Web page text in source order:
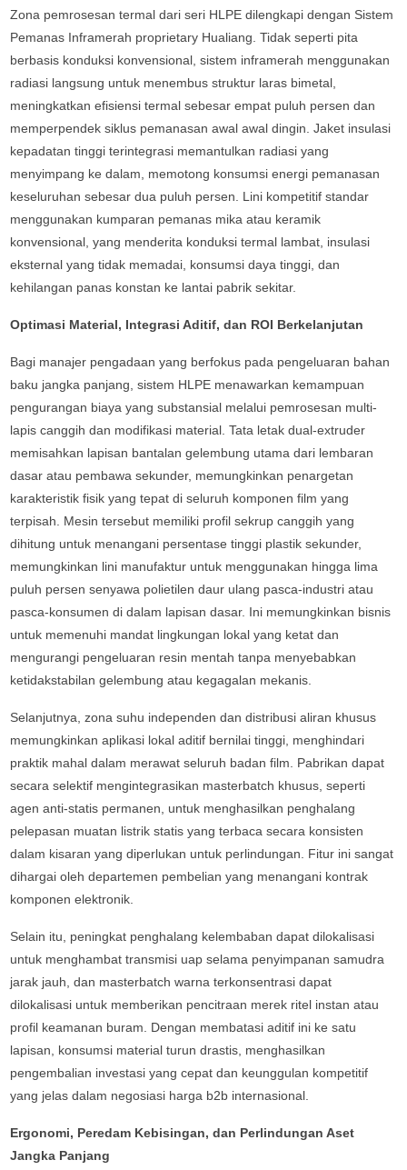
Zona pemrosesan termal dari seri HLPE dilengkapi dengan Sistem
Pemanas Inframerah proprietary Hualiang. Tidak seperti pita
berbasis konduksi konvensional, sistem inframerah menggunakan
radiasi langsung untuk menembus struktur laras bimetal,
meningkatkan efisiensi termal sebesar empat puluh persen dan
memperpendek siklus pemanasan awal awal dingin. Jaket insulasi
kepadatan tinggi terintegrasi memantulkan radiasi yang
menyimpang ke dalam, memotong konsumsi energi pemanasan
keseluruhan sebesar dua puluh persen. Lini kompetitif standar
menggunakan kumparan pemanas mika atau keramik
konvensional, yang menderita konduksi termal lambat, insulasi
eksternal yang tidak memadai, konsumsi daya tinggi, dan
kehilangan panas konstan ke lantai pabrik sekitar.
Optimasi Material, Integrasi Aditif, dan ROI Berkelanjutan
Bagi manajer pengadaan yang berfokus pada pengeluaran bahan
baku jangka panjang, sistem HLPE menawarkan kemampuan
pengurangan biaya yang substansial melalui pemrosesan multi-
lapis canggih dan modifikasi material. Tata letak dual-extruder
memisahkan lapisan bantalan gelembung utama dari lembaran
dasar atau pembawa sekunder, memungkinkan penargetan
karakteristik fisik yang tepat di seluruh komponen film yang
terpisah. Mesin tersebut memiliki profil sekrup canggih yang
dihitung untuk menangani persentase tinggi plastik sekunder,
memungkinkan lini manufaktur untuk menggunakan hingga lima
puluh persen senyawa polietilen daur ulang pasca-industri atau
pasca-konsumen di dalam lapisan dasar. Ini memungkinkan bisnis
untuk memenuhi mandat lingkungan lokal yang ketat dan
mengurangi pengeluaran resin mentah tanpa menyebabkan
ketidakstabilan gelembung atau kegagalan mekanis.
Selanjutnya, zona suhu independen dan distribusi aliran khusus
memungkinkan aplikasi lokal aditif bernilai tinggi, menghindari
praktik mahal dalam merawat seluruh badan film. Pabrikan dapat
secara selektif mengintegrasikan masterbatch khusus, seperti
agen anti-statis permanen, untuk menghasilkan penghalang
pelepasan muatan listrik statis yang terbaca secara konsisten
dalam kisaran yang diperlukan untuk perlindungan. Fitur ini sangat
dihargai oleh departemen pembelian yang menangani kontrak
komponen elektronik.
Selain itu, peningkat penghalang kelembaban dapat dilokalisasi
untuk menghambat transmisi uap selama penyimpanan samudra
jarak jauh, dan masterbatch warna terkonsentrasi dapat
dilokalisasi untuk memberikan pencitraan merek ritel instan atau
profil keamanan buram. Dengan membatasi aditif ini ke satu
lapisan, konsumsi material turun drastis, menghasilkan
pengembalian investasi yang cepat dan keunggulan kompetitif
yang jelas dalam negosiasi harga b2b internasional.
Ergonomi, Peredam Kebisingan, dan Perlindungan Aset
Jangka Panjang